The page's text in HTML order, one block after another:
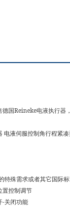
德国Reineke电液执行器
电液伺服控制角行程紧
特殊需求或者其它国际
置控制调节
-关闭功能